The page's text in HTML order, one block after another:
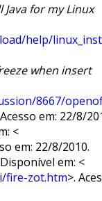
for my Linux
help/
when insert
8667/
em: 22/8/
<
em: 22/8/2010.
em: <
fire-zot.htm>.